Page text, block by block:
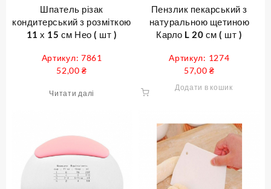
Шпатель різак
кондитерський з розміткою
11 х 15 см Нео ( шт )
Артикул: 7861
52,00₴
Читати далі
Пензлик пекарський з
натуральною щетиною
Карло L 20 см ( шт )
Артикул: 1274
57,00₴
Додати в кошик